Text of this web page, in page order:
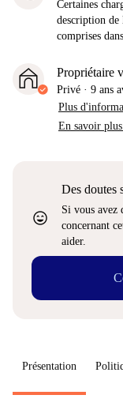
Certaines
description de
comprises
Propriétaire
Privé · 9 ans
Plus
En savoir
sentiment_very_satisfied
Des doutes
Si vous avez
concernant
aider.
Présentation